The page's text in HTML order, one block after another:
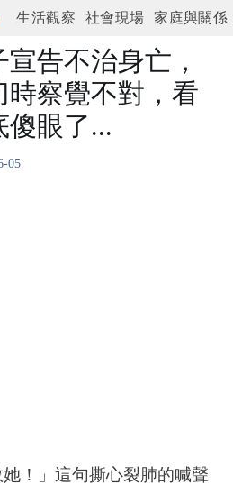
生活觀察 社會現場 家庭與關係
現實 城市與日常
告不治身亡，
時察覺不對，看
傻眼了...
05
她！」這句撕心裂肺的喊聲